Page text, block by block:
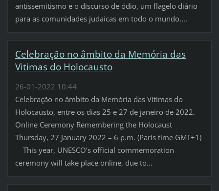
antissemitismo e o discurso de ódio, um flagelo diário
para as comunidades judaicas em todo o mundo....
Celebração no âmbito da Memória das
Vitimas do Holocausto
26-01-2022 10:44
Celebração no âmbito da Memória das Vitimas do
Holocausto, entre os dias 25 e 27 de janeiro de 2022.
Online Ceremony Remembering the Holocaust
Thursday, 27 January 2022 – 6 p.m. (Paris time GMT+1)
This year, UNESCO’s official commemoration
ceremony will take place online, due to...